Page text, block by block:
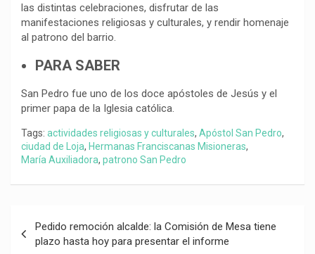
las distintas celebraciones, disfrutar de las
manifestaciones religiosas y culturales, y rendir homenaje
al patrono del barrio.
PARA SABER
San Pedro fue uno de los doce apóstoles de Jesús y el
primer papa de la Iglesia católica.
Tags: actividades religiosas y culturales, Apóstol San Pedro,
ciudad de Loja, Hermanas Franciscanas Misioneras,
María Auxiliadora, patrono San Pedro
de
Pedido remoción alcalde: la Comisión de Mesa tiene
plazo hasta hoy para presentar el informe